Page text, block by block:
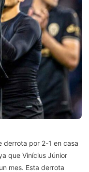
derrota por 2-1 en casa
que Vinícius Júnior
mes. Esta derrota